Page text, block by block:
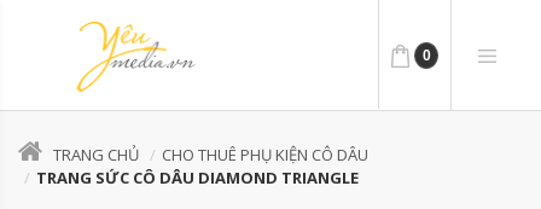
0
TRANG CHỦ
CHO THUÊ PHỤ KIỆN CÔ DÂU
TRANG SỨC CÔ DÂU DIAMOND TRIANGLE